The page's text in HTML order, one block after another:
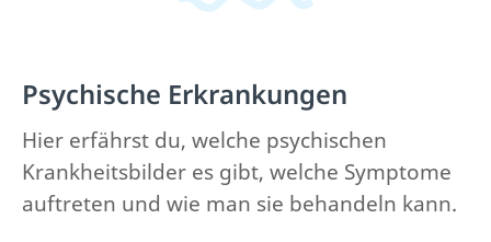
Psychische Erkrankungen
Hier erfährst du, welche psychischen
Krankheitsbilder es gibt, welche Symptome
auftreten und wie man sie behandeln kann.